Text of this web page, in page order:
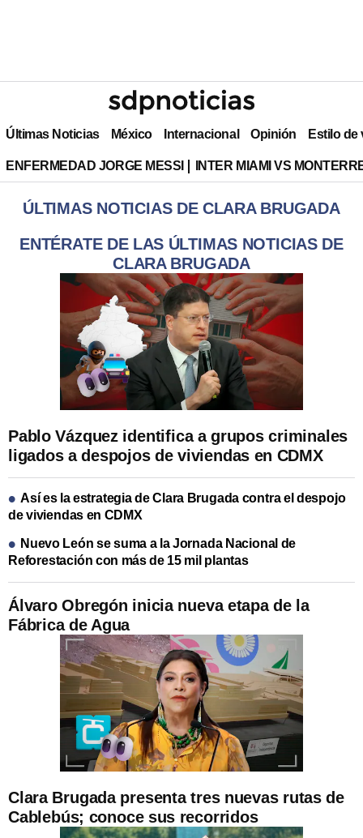
Últimas Noticias México Internacional Opinión Estilo de
ENFERMEDAD JORGE MESSI INTER MIAMI VS
ÚLTIMAS NOTICIAS DE CLARA BRUGADA
ENTÉRATE DE LAS ÚLTIMAS NOTICIAS DE
CLARA BRUGADA
Álvaro Obregón inicia nueva etapa de la
Fábrica de Agua
Clara Brugada presenta tres nuevas rutas de
Cablebús; conoce sus recorridos
Pablo Vázquez identifica a grupos criminales
ligados a despojos de viviendas en CDMX
Así es la estrategia de Clara Brugada contra el despojo
de viviendas en CDMX
Nuevo León se suma a la Jornada Nacional de
Reforestación con más de 15 mil plantas